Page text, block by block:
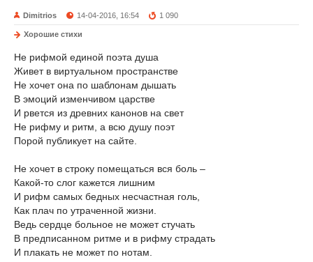
Dimitrios 14-04-2016, 16:54 1 090
Хорошие стихи
Не рифмой единой поэта душа
Живет в виртуальном пространстве
Не хочет она по шаблонам дышать
В эмоций изменчивом царстве
И рвется из древних канонов на свет
Не рифму и ритм, а всю душу поэт
Порой публикует на сайте.
Не хочет в строку помещаться вся боль –
Какой-то слог кажется лишним
И рифм самых бедных несчастная голь,
Как плач по утраченной жизни.
Ведь сердце больное не может стучать
В предписанном ритме и в рифму страдать
И плакать не может по нотам.